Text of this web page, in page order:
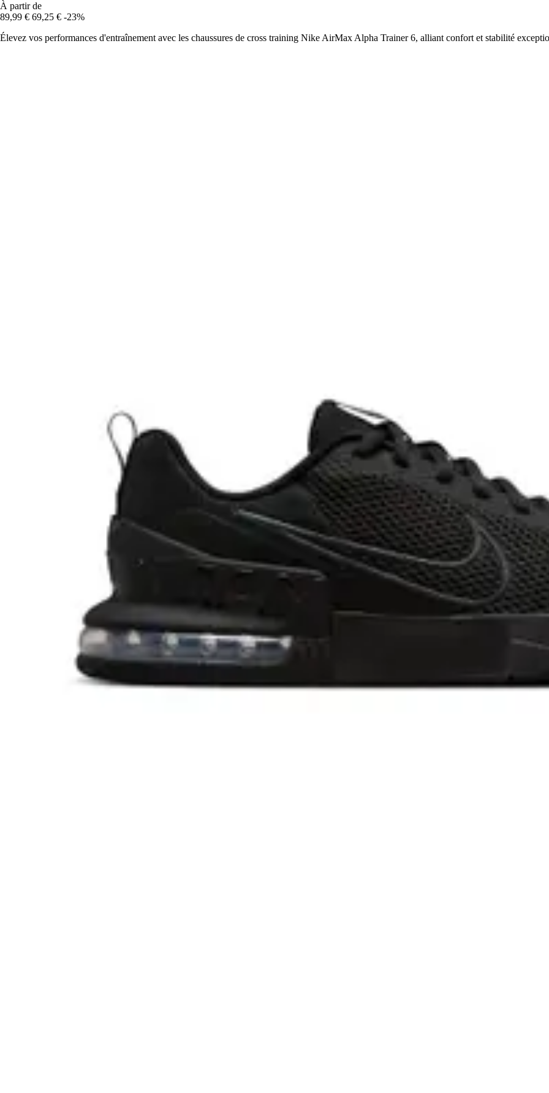
À partir de
89,99 € 69,25 € -23%
Élevez vos performances d'entraînement avec les chaussures de cross training Nike AirMax Alpha Trainer 6, alliant confort et stabilité